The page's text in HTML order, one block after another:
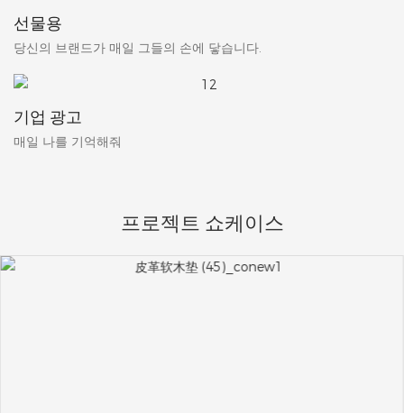
선물용
당신의 브랜드가 매일 그들의 손에 닿습니다.
기업 광고
매일 나를 기억해줘
프로젝트 쇼케이스